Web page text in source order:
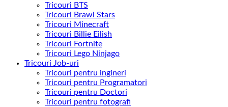
Tricouri BTS
Tricouri Brawl Stars
Tricouri Minecraft
Tricouri Billie Eilish
Tricouri Fortnite
Tricouri Lego Ninjago
Tricouri Job-uri
Tricouri pentru ingineri
Tricouri pentru Programatori
Tricouri pentru Doctori
Tricouri pentru fotografi